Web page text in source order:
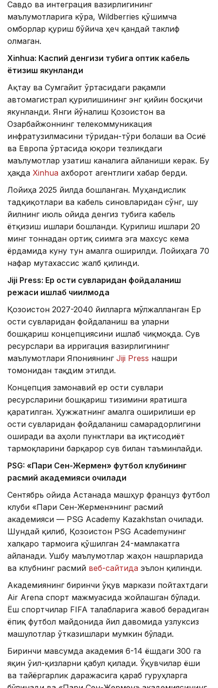
Савдо ва интеграция вазирлигининг
маълумотларига кўра, Wildberries қўшимча
омборлар қуриш бўйича ҳеч қандай таклиф
олмаган.
Xinhuа: Каспий денгизи тубига оптик кабель
ётқизиш якунланди
Ақтау ва Сумгайит ўртасидаги рақамли
автомагистрал қурилишининг энг қийин босқичи
якунланди. Янги йўналиш Қозоғистон ва
Озарбайжоннинг телекоммуникация
инфратузилмасини тўғридан-тўғри боғлаши ва Осиё
ва Европа ўртасида юқори тезликдаги
маълумотлар узатиш каналига айланиши керак. Бу
ҳақда Xinhua ахборот агентлиги хабар берди.
Лойиҳа 2025 йилда бошланган. Муҳандислик
тадқиқотлари ва кабель синовларидан сўнг, шу
йилнинг июль ойида денгиз тубига кабель
ётқизиш ишлари бошланди. Қурилиш ишлари 20
минг тоннадан ортиқ сиғимга эга махсус кема
ёрдамида куну тун амалга оширилди. Лойиҳага 70
нафар мутахассис жалб қилинди.
Jiji Press: Ер ости сувларидан фойдаланиш
режаси ишлаб чиқилмоқда
Қозоғистон 2027-2040 йилларга мўлжалланган Ер
ости сувларидан фойдаланиш ва уларни
бошқариш концепциясини ишлаб чиқмоқда. Сув
ресурслари ва ирригация вазирлигининг
маълумотлари Япониянинг Jiji Press нашри
томонидан тақдим этилди.
Концепция замонавий ер ости сувлари
ресурсларини бошқариш тизимини яратишга
қаратилган. Ҳужжатнинг амалга оширилиши ер
ости сувларидан фойдаланиш самарадорлигини
оширади ва аҳоли пунктлари ва иқтисодиёт
тармоқларини барқарор сув билан таъминлайди.
PSG: «Пари Сен-Жермен» футбол клубининг
расмий академияси очилади
Сентябрь ойида Астанада машҳур француз футбол
клуби «Пари Сен-Жермен»нинг расмий
академияси — PSG Academy Kazakhstan очилади.
Шундай қилиб, Қозоғистон PSG Academyнинг
халқаро тармоғига қўшилган 24-мамлакатга
айланади. Ушбу маълумотлар жаҳон нашрларида
ва клубнинг расмий веб-сайтида эълон қилинди.
Академиянинг биринчи ўқув маркази пойтахтдаги
Air Arena спорт мажмуасида жойлашган бўлади.
Ёш спортчилар FIFA талабларига жавоб берадиган
ёпиқ футбол майдонида йил давомида узлуксиз
машғулотлар ўтказишлари мумкин бўлади.
Биринчи мавсумда академия 6-14 ёшдаги 300 га
яқин ўғил-қизларни қабул қилади. Ўқувчилар ёши
ва тайёргарлик даражасига қараб гуруҳларга